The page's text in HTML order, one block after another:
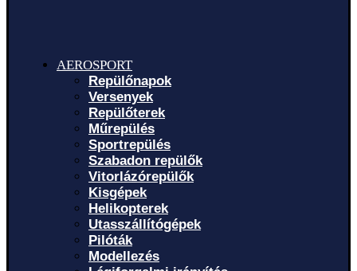
AEROSPORT
Repülőnapok
Versenyek
Repülőterek
Műrepülés
Sportrepülés
Szabadon repülők
Vitorlázórepülők
Kisgépek
Helikopterek
Utasszállítógépek
Pilóták
Modellezés